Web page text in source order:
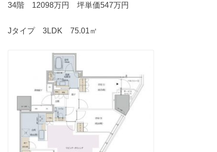
34階 12098万円 坪単価547万円
Jタイプ 3LDK 75.01㎡